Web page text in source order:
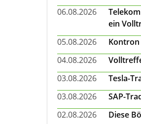
06.08.2026
ein
05.08.2026
Kontron
04.08.2026
03.08.2026
Tesla-
03.08.2026
SAP-
02.08.2026
Diese